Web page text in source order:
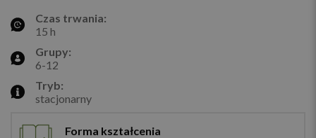
Czas trwania:
15 h
Grupy:
6-12
Tryb:
stacjonarny
Forma kształcenia